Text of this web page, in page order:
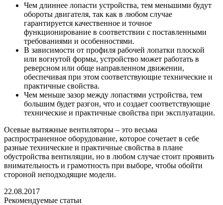
Чем длиннее лопасти устройства, тем меньшими будут
обороты двигателя, так как в любом случае
гарантируется качественное и точное
функционирование в соответствии с поставленными
требованиями и особенностями.
В зависимости от профиля рабочей лопатки плоской
или вогнутой формы, устройство может работать в
реверсном или обще направленном движении,
обеспечивая при этом соответствующие технические и
практичные свойства.
Чем меньше зазор между лопастями устройства, тем
большим будет разгон, что и создает соответствующие
технические и практичные свойства при эксплуатации.
Осевые вытяжные вентиляторы – это весьма
распространенное оборудование, которое сочетает в себе
разные технические и практичные свойства в плане
обустройства вентиляции, но в любом случае стоит проявить
внимательность и грамотность при выборе, чтобы обойти
стороной неподходящие модели.
22.08.2017
Рекомендуемые статьи